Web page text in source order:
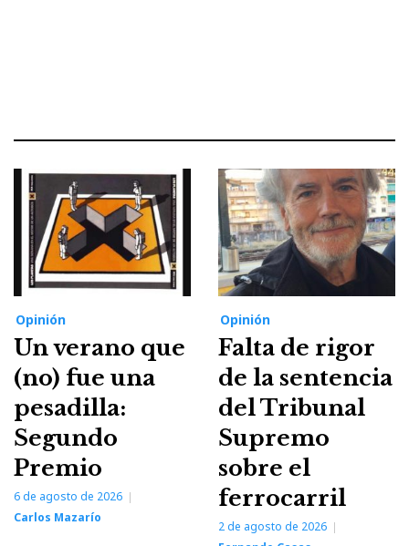
Opinión
Un verano que
(no) fue una
pesadilla:
Segundo
Premio
6 de agosto de 2026
Carlos Mazarío
Opinión
Falta de rigor
de la sentencia
del Tribunal
Supremo
sobre el
ferrocarril
2 de agosto de 2026